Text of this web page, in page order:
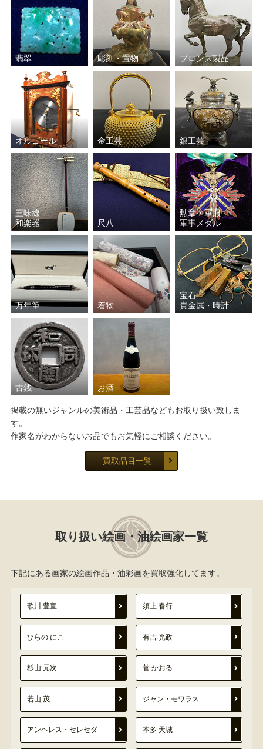
翡翠 彫刻・置物 ブロンズ製品
オルゴール 金工芸 銀工芸
三味線
和楽器
尺八
勲章・軍服
軍事メダル
万年筆 着物
宝石
貴金属・時計
古銭 お酒
掲載の無いジャンルの美術品・工芸品などもお取り扱い致しま
す。
作家名がわからないお品でもお気軽にご相談ください。
買取品目一覧
取り扱い絵画・油絵画家一覧
下記にある画家の絵画作品・油彩画を買取強化してます。
歌川 豊宣 須上 春行
ひらの にこ 有吉 光政
杉山 元次 菅 かおる
若山 茂 ジャン・モワラス
アンヘレス・セレセダ 本多 天城